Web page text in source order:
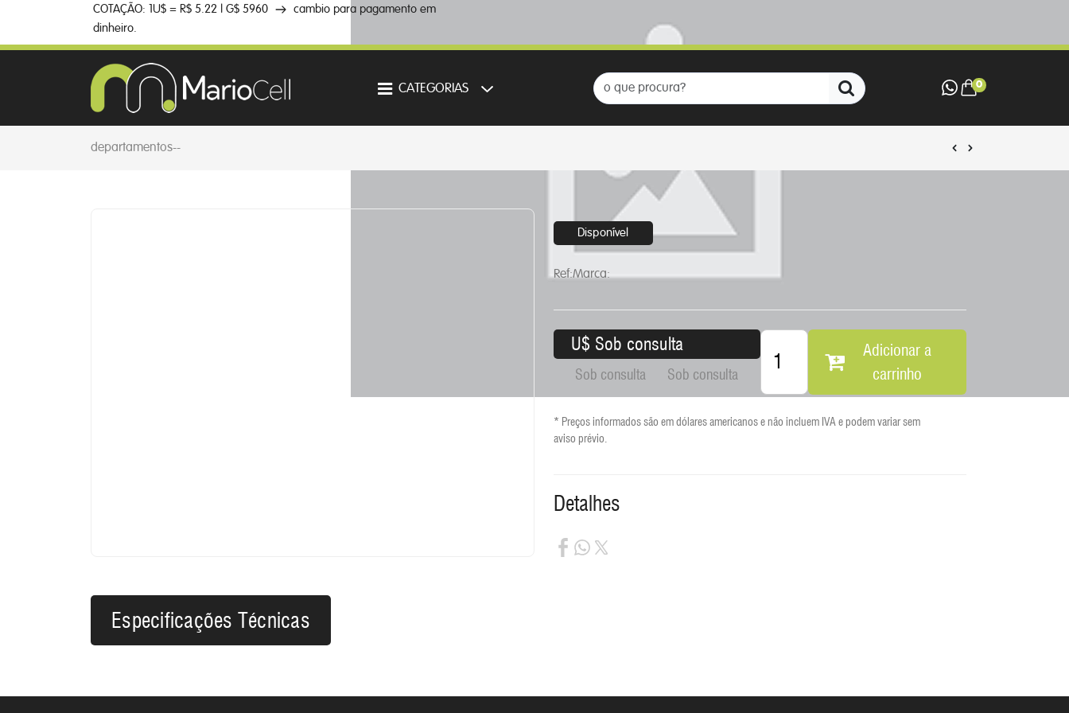
COTAÇÃO: 1U$ = R$ 5.22 | G$ 5960
cambio para pagamento em
dinheiro.
CATEGORIAS
departamentos--
Disponível
Ref:Marca:
U$ Sob consulta
Sob consulta Sob consulta
Adicionar a
carrinho
* Preços informados são em dólares americanos e não incluem IVA e podem variar sem
aviso prévio.
Detalhes
Especificações Técnicas